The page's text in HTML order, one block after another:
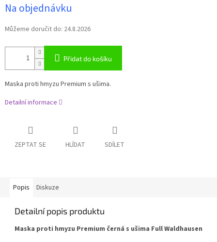
cena:
Na objednávku
Můžeme doručit do: 24.8.2026
Přidat do košíku
Maska proti hmyzu Premium s ušima.
Detailní informace
ZEPTAT SE HLÍDAT SDÍLET
Popis Diskuze
Detailní popis produktu
Maska proti hmyzu Premium černá s ušima Full Waldhausen